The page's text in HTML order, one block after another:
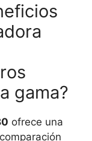
gama?
ofrece una